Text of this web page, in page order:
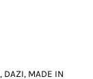
, DAZI, MADE IN